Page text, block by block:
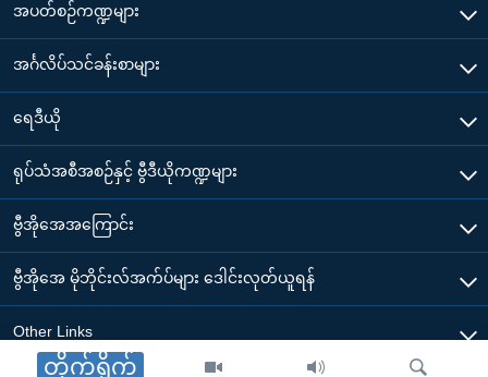
တိုက်ရိုက်
အပတ်စဉ်ကဏ္ဍများ
အင်္ဂလိပ်သင်ခန်းစာများ
ရေဒီယို
ရုပ်သံအစီအစဉ်နှင့် ဗွီဒီယိုကဏ္ဍများ
ဗွီအိုအေအကြောင်း
ဗွီအိုအေ မိုဘိုင်းလ်အက်ပ်များ ဒေါင်းလုတ်ယူရန်
Other Links